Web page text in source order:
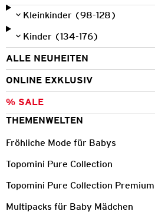
Kleinkinder (98-128)
Kinder (134-176)
ALLE NEUHEITEN
ONLINE EXKLUSIV
% SALE
THEMENWELTEN
Fröhliche Mode für Babys
Topomini Pure Collection
Topomini Pure Collection Premium
Multipacks für Baby Mädchen